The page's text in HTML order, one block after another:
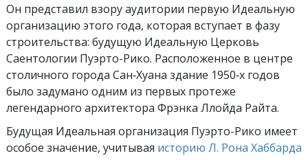
Он представил взору аудитории первую Идеальную
организацию этого года, которая вступает в фазу
строительства: будущую Идеальную Церковь
Саентологии Пуэрто-Рико. Расположенное в центре
столичного города Сан‑Хуана здание 1950‑х годов
было задумано одним из первых протеже
легендарного архитектора Фрэнка Ллойда Райта.
Будущая Идеальная организация Пуэрто-Рико имеет
особое значение, учитывая историю Л. Рона Хаббарда